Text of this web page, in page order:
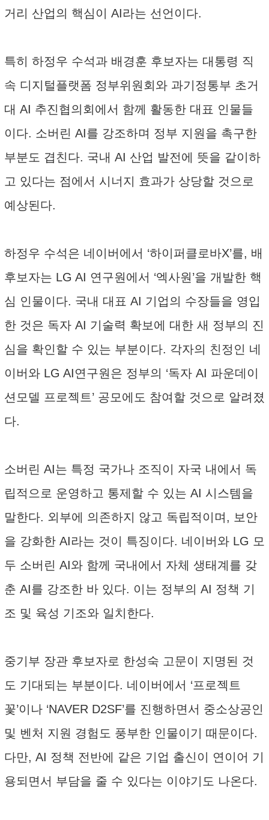
거리 산업의 핵심이 AI라는 선언이다.
특히 하정우 수석과 배경훈 후보자는 대통령 직
속 디지털플랫폼 정부위원회와 과기정통부 초거
대 AI 추진협의회에서 함께 활동한 대표 인물들
이다. 소버린 AI를 강조하며 정부 지원을 촉구한
부분도 겹친다. 국내 AI 산업 발전에 뜻을 같이하
고 있다는 점에서 시너지 효과가 상당할 것으로
예상된다.
하정우 수석은 네이버에서 ‘하이퍼클로바X’를, 배
후보자는 LG AI 연구원에서 ‘엑사원’을 개발한 핵
심 인물이다. 국내 대표 AI 기업의 수장들을 영입
한 것은 독자 AI 기술력 확보에 대한 새 정부의 진
심을 확인할 수 있는 부분이다. 각자의 친정인 네
이버와 LG AI연구원은 정부의 ‘독자 AI 파운데이
션모델 프로젝트’ 공모에도 참여할 것으로 알려졌
다.
소버린 AI는 특정 국가나 조직이 자국 내에서 독
립적으로 운영하고 통제할 수 있는 AI 시스템을
말한다. 외부에 의존하지 않고 독립적이며, 보안
을 강화한 AI라는 것이 특징이다. 네이버와 LG 모
두 소버린 AI와 함께 국내에서 자체 생태계를 갖
춘 AI를 강조한 바 있다. 이는 정부의 AI 정책 기
조 및 육성 기조와 일치한다.
중기부 장관 후보자로 한성숙 고문이 지명된 것
도 기대되는 부분이다. 네이버에서 ‘프로젝트
꽃’이나 ‘NAVER D2SF’를 진행하면서 중소상공인
및 벤처 지원 경험도 풍부한 인물이기 때문이다.
다만, AI 정책 전반에 같은 기업 출신이 연이어 기
용되면서 부담을 줄 수 있다는 이야기도 나온다.